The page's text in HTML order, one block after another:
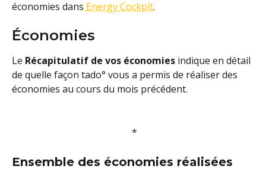
économies dans Energy Cockpit.
Économies
Le Récapitulatif de vos économies indique en détail
de quelle façon tado° vous a permis de réaliser des
économies au cours du mois précédent.
*
Ensemble des économies réalisées